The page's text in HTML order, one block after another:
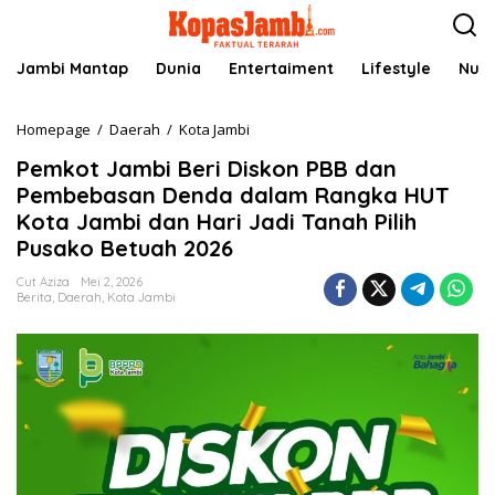
Jambi Mantap Dunia Entertaiment Lifestyle
Homepage / Daerah / Kota Jambi
m
k
o
t
i
D
i
s
k
Pemkot Jambi Beri Diskon PBB dan
Pembebasan Denda dalam Rangka HUT
Kota Jambi dan Hari Jadi Tanah Pilih
Pusako Betuah 2026
Cut Aziza
Mei 2, 2026
Berita, Daerah, Kota Jambi